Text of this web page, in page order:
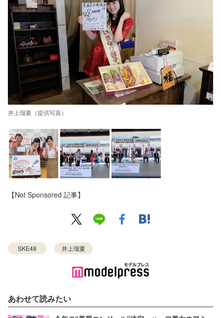
井上瑠夏（提供写真）
【Not Sponsored 記事】
SKE48 井上瑠夏
あわせて読みたい